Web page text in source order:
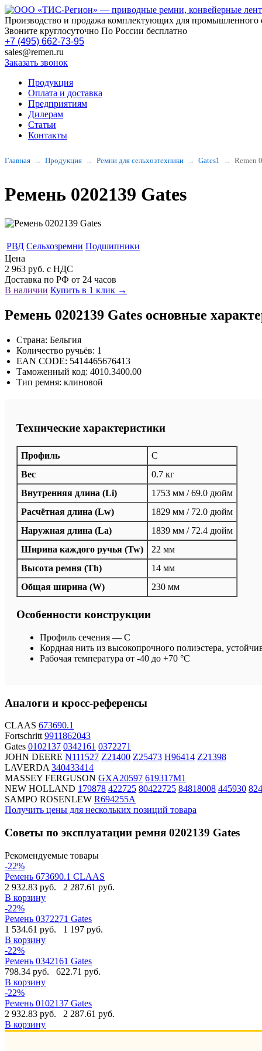
Производство и продажа комплектующих для промышленного
Звоните круглосуточно По России бесплатно
+7 (495) 662-73-95
sales@remen.ru
Заказать звонок
Продукция
Оплата и доставка
Предприятиям
Дилерам
Статьи
Контакты
Главная Продукция Ремни для сельхозтехники Gates1 Remen
Ремень 0202139 Gates
РВД Сельхозремни Подшипники
Цена
2 963 руб. с НДС
Доставка по РФ от 24 часов
В наличии Купить в 1 клик →
Ремень 0202139 Gates основные
Страна: Бельгия
Количество ручьёв: 1
EAN CODE: 5414465676413
Таможенный код: 4010.3400.00
Тип ремня: клиновой
Технические характеристики
Профиль
C
Вес
0.7 кг
Внутренняя длина (Li)
1753 мм / 69.0 дюйм
Расчётная длина (Lw)
1829 мм / 72.0 дюйм
Наружная длина (La)
1839 мм / 72.4 дюйм
Ширина каждого ручья (Tw)
22 мм
Высота ремня (Th)
14 мм
Общая ширина (W)
230 мм
Особенности конструкции
Профиль сечения — C
Кордная нить из высокопрочного полиэстера,
Рабочая температура от -40 до +70 °C
Аналоги и кросс-референсы
CLAAS 673690.1
Fortschritt 9911862043
Gates 0102137 0342161 0372271
JOHN DEERE N111527 Z21400 Z25473 H96414 Z21398
LAVERDA 340433414
MASSEY FERGUSON GXA20597 619317M1
NEW HOLLAND 179878 422725 80422725 84818008 445930
SAMPO ROSENLEW R694255A
Получить цены для нескольких позиций товара
Советы по эксплуатации ремня 0202139 Gates
Рекомендуемые товары
-22%
Ремень 673690.1 CLAAS
2 932.83 руб.
2 287.61 руб.
В корзину
-22%
Ремень 0372271 Gates
1 534.61 руб.
1 197 руб.
В корзину
-22%
Ремень 0342161 Gates
798.34 руб.
622.71 руб.
В корзину
-22%
Ремень 0102137 Gates
2 932.83 руб.
2 287.61 руб.
В корзину